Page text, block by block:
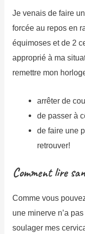
Je venais de faire
forcée au repos en
équimoses et de 2
approprié à ma
remettre mon
arrêter de
de passer à
de faire une
retrouver!
Comment lire
Comme vous
une minerve n’a
soulager mes